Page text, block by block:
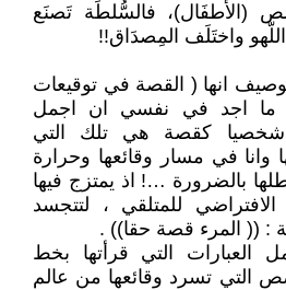
(الأطفَال)، فالسُّلطَة تَصنَع
واختَلَف المِصدَاق!!
انها ( القصة في توقيعات
ما اجد في نفسي ان اجمل
شخصيا كقصة هي تلك التي
وانا في مسار وقائعها وحرارة
بالضرورة …! اذ يمتزج فيها
الافتراضي للمتلقي ، لتتجسد
: (( المرء قصة حقا)) .
العبارات التي قرأتها بخط
التي تسرد وقائعها من عالم